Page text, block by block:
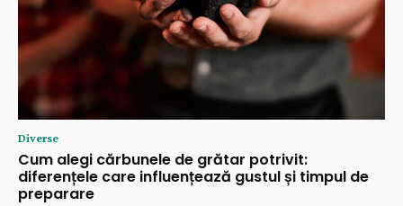
Diverse
Cum alegi cărbunele de grătar potrivit:
diferențele care influențează gustul și timpul de
preparare